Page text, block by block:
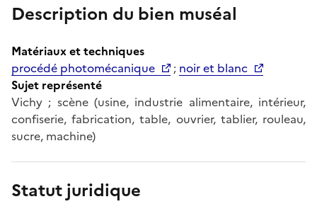
Description du bien muséal
Matériaux et techniques
procédé photomécanique
; noir et blanc
Sujet représenté
Vichy ; scène (usine, industrie alimentaire, intérieur,
confiserie, fabrication, table, ouvrier, tablier, rouleau,
sucre, machine)
Statut juridique